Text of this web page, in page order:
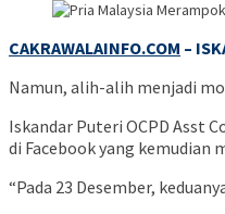
CAKRAWALAINFO.COM –
Namun, alih-alih menjadi
Iskandar Puteri OCPD Asst
di Facebook yang kemudian
“Pada 23 Desember,